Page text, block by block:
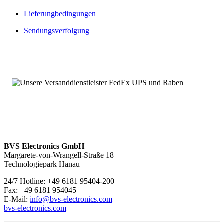
Austauschleistungen:
Umfangreich getestet und geprüft
Angebot von Neuteilen
Über 100.000 Baugruppen sofort verfügbar
Lieferungbedingungen
Sendungsverfolgung
BVS Electronics GmbH
Margarete-von-Wrangell-Straße 18
Technologiepark Hanau
24/7 Hotline: +49 6181 95404-200
Fax: +49 6181 954045
E-Mail: info@bvs-electronics.com
bvs-electronics.com